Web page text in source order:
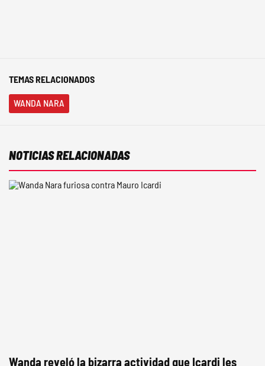
TEMAS RELACIONADOS
WANDA NARA
NOTICIAS RELACIONADAS
Wanda reveló la bizarra actividad que Icardi les